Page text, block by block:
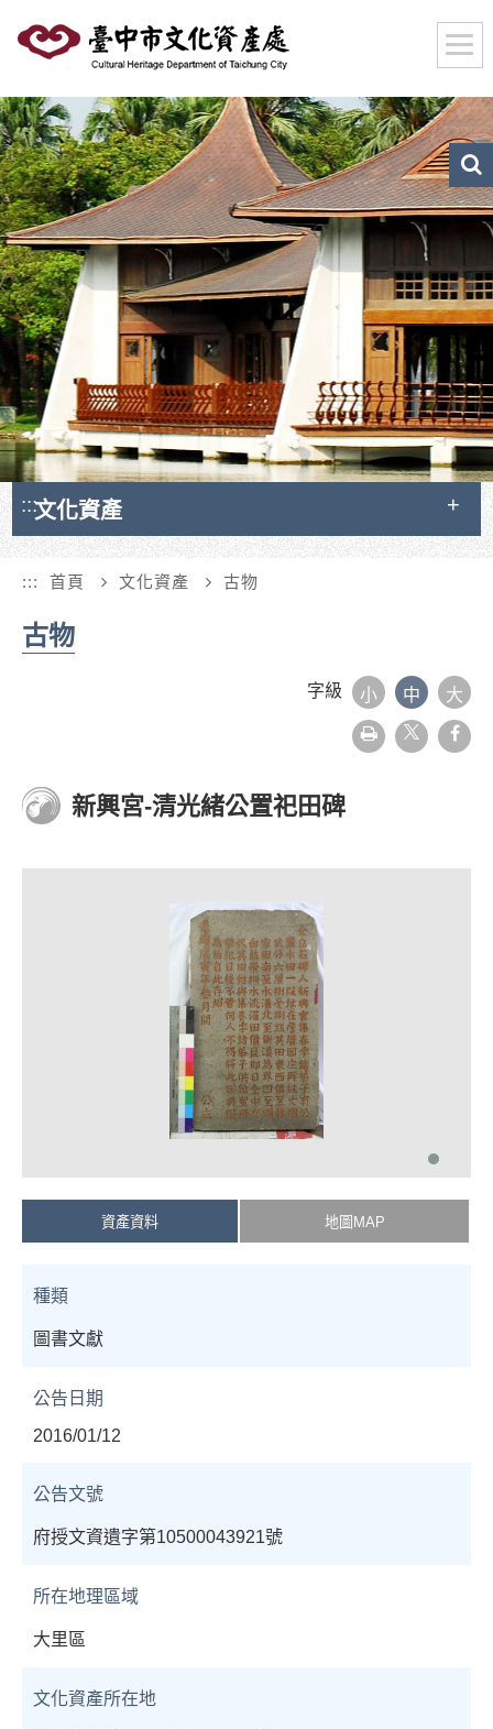
要
內
容
區
塊
:::文化資產
::: 首頁 文化資產 古物
古物
字級 小 中 大
友
善
新興宮-清光緒公置祀田碑
資產資料 地圖MAP
種類
圖書文獻
公告日期
2016/01/12
公告文號
府授文資遺字第10500043921號
所在地理區域
大里區
文化資產所在地
文
化
資
搜
尋